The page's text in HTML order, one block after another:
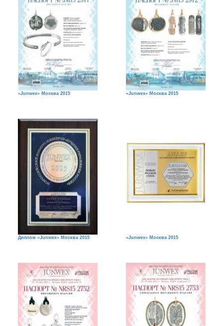
«Junwex» Москва 2015 «Junwex» Москва 2015
Диплом «Junwex» Москва 2015 «Junwex» Москва 2015